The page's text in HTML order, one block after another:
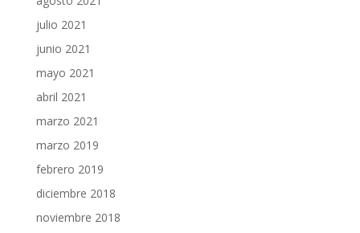
julio 2021
junio 2021
mayo 2021
abril 2021
marzo 2021
marzo 2019
febrero 2019
diciembre 2018
noviembre 2018